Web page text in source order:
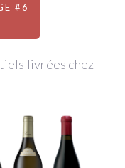
#6
livrées chez